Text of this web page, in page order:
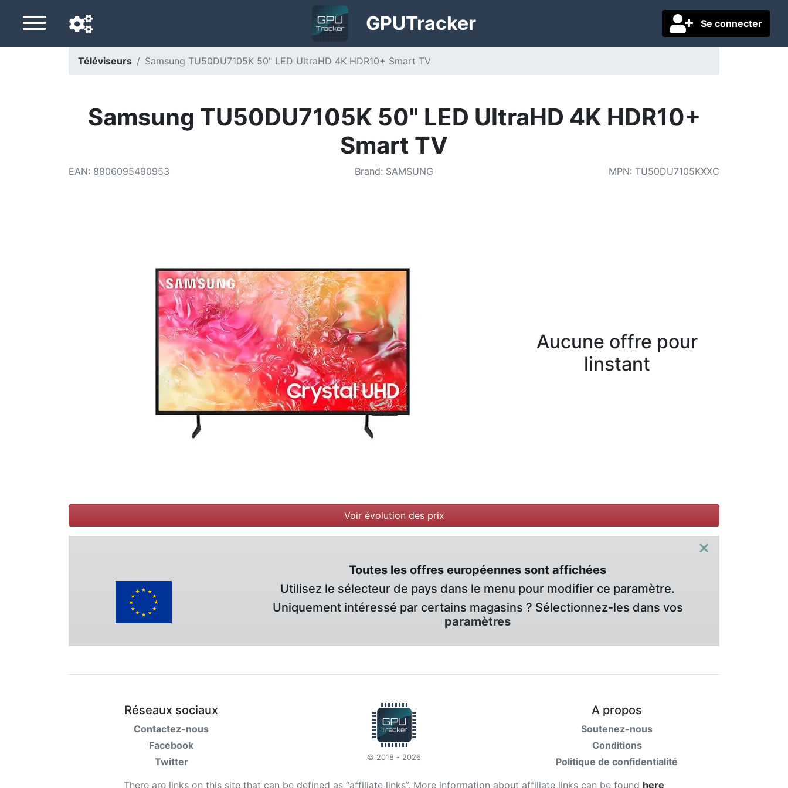
Se connecter
GPUTracker
Pays de livraison
Téléviseurs Samsung TU50DU7105K 50" LED UltraHD 4K HDR10+ Smart TV
Samsung TU50DU7105K 50" LED UltraHD 4K HDR10+
Smart TV
EAN: 8806095490953 Brand: SAMSUNG MPN: TU50DU7105KXXC
Aucune offre pour
linstant
Voir évolution des prix
×
Toutes les offres européennes sont affichées
Utilisez le sélecteur de pays dans le menu pour modifier ce paramètre.
Uniquement intéressé par certains magasins ? Sélectionnez-les dans vos
paramètres
Réseaux sociaux
Contactez-nous
Facebook
Twitter
© 2018 - 2026
A propos
Soutenez-nous
Conditions
Politique de confidentialité
There are links on this site that can be defined as “affiliate links”. More information about affiliate links can be found here